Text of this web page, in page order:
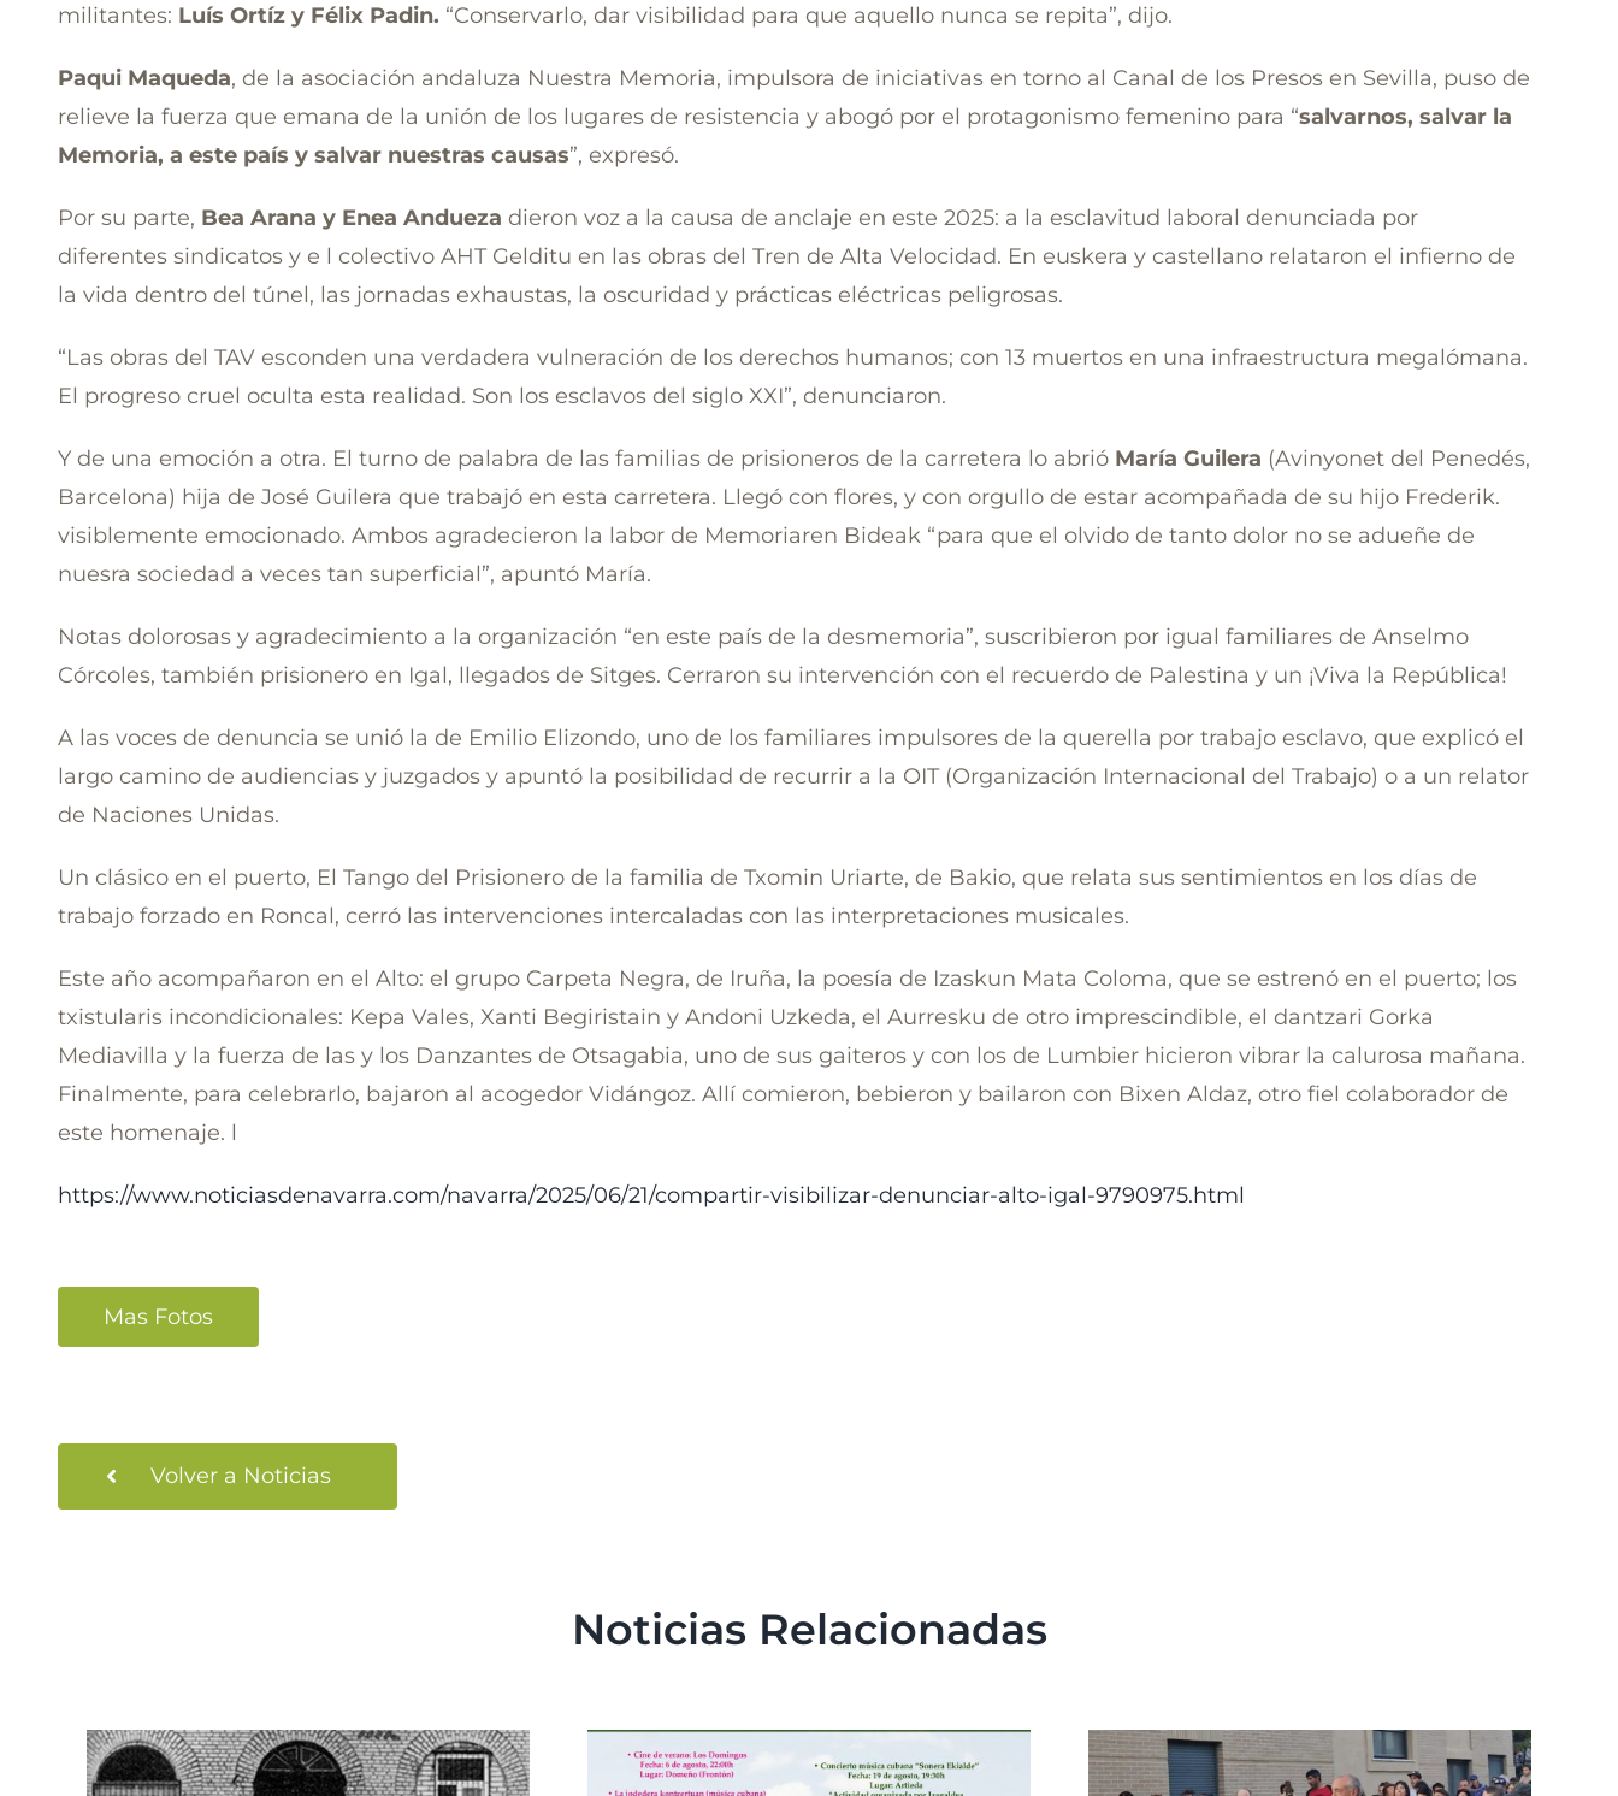
militantes: Luís Ortíz y Félix Padin. “Conservarlo, dar visibilidad para que aquello nunca se repita”, dijo.
Paqui Maqueda, de la asociación andaluza Nuestra Memoria, impulsora de iniciativas en torno al Canal de los Presos en Sevilla, puso de
relieve la fuerza que emana de la unión de los lugares de resistencia y abogó por el protagonismo femenino para “salvarnos, salvar la
Memoria, a este país y salvar nuestras causas”, expresó.
Por su parte, Bea Arana y Enea Andueza dieron voz a la causa de anclaje en este 2025: a la esclavitud laboral denunciada por
diferentes sindicatos y e l colectivo AHT Gelditu en las obras del Tren de Alta Velocidad. En euskera y castellano relataron el infierno de
la vida dentro del túnel, las jornadas exhaustas, la oscuridad y prácticas eléctricas peligrosas.
“Las obras del TAV esconden una verdadera vulneración de los derechos humanos; con 13 muertos en una infraestructura megalómana.
El progreso cruel oculta esta realidad. Son los esclavos del siglo XXI”, denunciaron.
Y de una emoción a otra. El turno de palabra de las familias de prisioneros de la carretera lo abrió María Guilera (Avinyonet del Penedés,
Barcelona) hija de José Guilera que trabajó en esta carretera. Llegó con flores, y con orgullo de estar acompañada de su hijo Frederik.
visiblemente emocionado. Ambos agradecieron la labor de Memoriaren Bideak “para que el olvido de tanto dolor no se adueñe de
nuesra sociedad a veces tan superficial”, apuntó María.
Notas dolorosas y agradecimiento a la organización “en este país de la desmemoria”, suscribieron por igual familiares de Anselmo
Córcoles, también prisionero en Igal, llegados de Sitges. Cerraron su intervención con el recuerdo de Palestina y un ¡Viva la República!
A las voces de denuncia se unió la de Emilio Elizondo, uno de los familiares impulsores de la querella por trabajo esclavo, que explicó el
largo camino de audiencias y juzgados y apuntó la posibilidad de recurrir a la OIT (Organización Internacional del Trabajo) o a un relator
de Naciones Unidas.
Un clásico en el puerto, El Tango del Prisionero de la familia de Txomin Uriarte, de Bakio, que relata sus sentimientos en los días de
trabajo forzado en Roncal, cerró las intervenciones intercaladas con las interpretaciones musicales.
Este año acompañaron en el Alto: el grupo Carpeta Negra, de Iruña, la poesía de Izaskun Mata Coloma, que se estrenó en el puerto; los
txistularis incondicionales: Kepa Vales, Xanti Begiristain y Andoni Uzkeda, el Aurresku de otro imprescindible, el dantzari Gorka
Mediavilla y la fuerza de las y los Danzantes de Otsagabia, uno de sus gaiteros y con los de Lumbier hicieron vibrar la calurosa mañana.
Finalmente, para celebrarlo, bajaron al acogedor Vidángoz. Allí comieron, bebieron y bailaron con Bixen Aldaz, otro fiel colaborador de
este homenaje. l
https://www.noticiasdenavarra.com/navarra/2025/06/21/compartir-visibilizar-denunciar-alto-igal-9790975.html
Mas Fotos
Volver a Noticias
Noticias Relacionadas